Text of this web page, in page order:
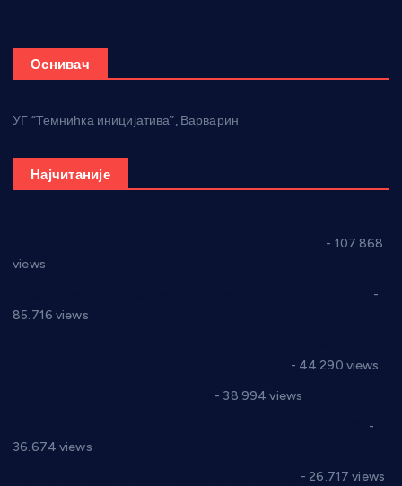
Оснивач
УГ “Темнићка иницијатива”, Варварин
Најчитаније
- 107.868
views
-
85.716 views
- 44.290 views
- 38.994 views
-
36.674 views
- 26.717 views